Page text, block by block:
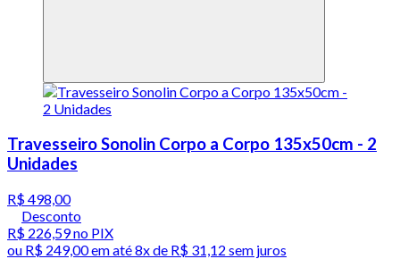
Travesseiro Sonolin Corpo a Corpo 135x50cm - 2
Unidades
R$ 498,00
Desconto
R$ 226,59no PIX
ou R$ 249,00em até8x de R$ 31,12 sem juros